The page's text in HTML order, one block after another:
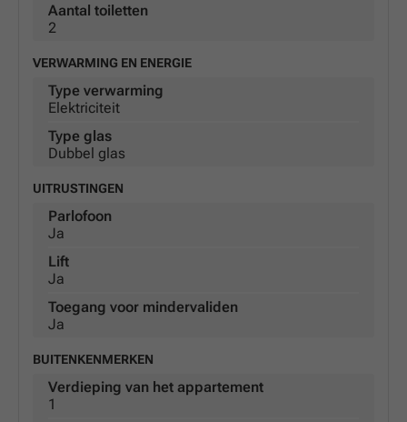
Aantal toiletten
2
VERWARMING EN ENERGIE
Type verwarming
Elektriciteit
Type glas
Dubbel glas
UITRUSTINGEN
Parlofoon
Ja
Lift
Ja
Toegang voor mindervaliden
Ja
BUITENKENMERKEN
Verdieping van het appartement
1